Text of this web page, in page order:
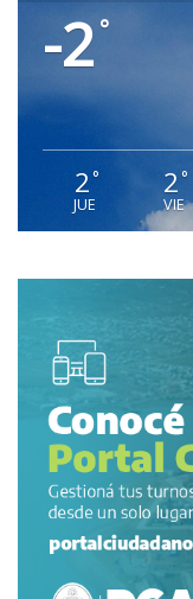
-2 °
2°
JUE
2 °
VIE